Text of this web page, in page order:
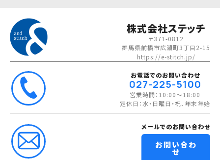
株式会社ステッチ
〒371-0812
群馬県前橋市広瀬町3丁目2-15
https://e-stitch.jp/
お電話でのお問い合わせ
027-225-5100
営業時間：10:00～18:00
定休日：水・日曜日・祝、年末年始
メールでのお問い合わせ
お問い合わ
せ